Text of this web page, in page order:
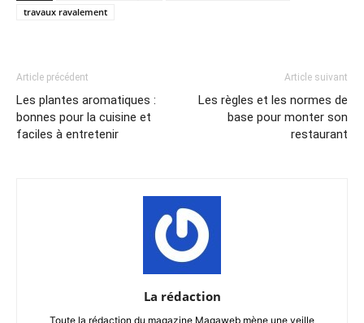
travaux ravalement
Article précédent
Les plantes aromatiques :
bonnes pour la cuisine et
faciles à entretenir
Article suivant
Les règles et les normes de
base pour monter son
restaurant
La rédaction
Toute la rédaction du magazine Magaweb mène une veille